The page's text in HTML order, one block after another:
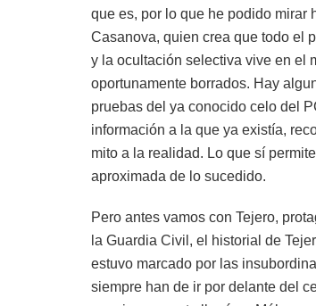
que es, por lo que he podido mirar
Casanova, quien crea que todo el
y la ocultación selectiva vive en el
oportunamente borrados. Hay
pruebas del ya conocido celo del
información a la que ya existía,
mito a la realidad. Lo que sí
aproximada de lo sucedido.
Pero antes vamos con Tejero,
la Guardia Civil, el historial de
estuvo marcado por las
siempre han de ir por delante del